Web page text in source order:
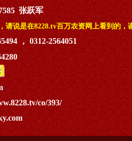
张跃军
请说是在8228.tv百万农资网上看到的，
， 0312-2564051
co/393/